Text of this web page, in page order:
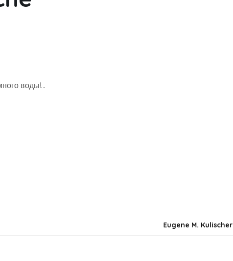
воды!…
Eugene M. Kulischer